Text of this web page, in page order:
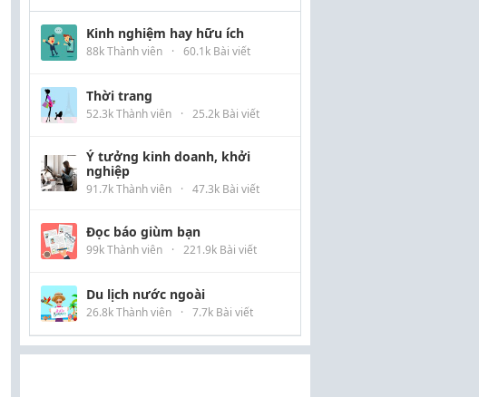
Kinh nghiệm hay hữu ích
88k Thành viên · 60.1k Bài viết
Thời trang
52.3k Thành viên · 25.2k Bài viết
Ý tưởng kinh doanh, khởi
nghiệp
91.7k Thành viên · 47.3k Bài viết
Đọc báo giùm bạn
99k Thành viên · 221.9k Bài viết
Du lịch nước ngoài
26.8k Thành viên · 7.7k Bài viết